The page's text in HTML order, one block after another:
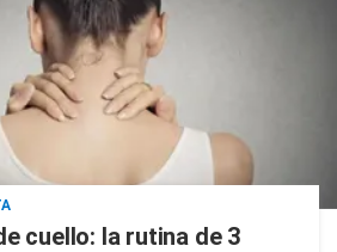
cuello: la rutina de 3